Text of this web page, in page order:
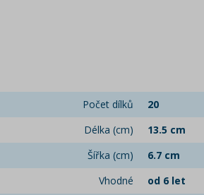
Počet dílků
20
Délka (cm)
13.5 cm
Šířka (cm)
6.7 cm
Vhodné
od 6 let